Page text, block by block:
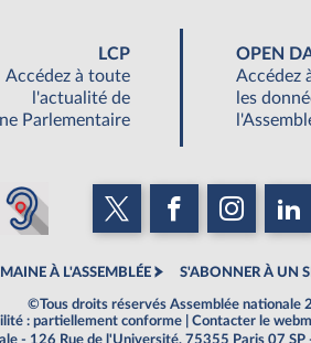
LCP
Accédez à toute
l'actualité de
Parlementaire
OPEN
Accédez
les
À L'ASSEMBLÉE S'ABONNER À UN
©Tous droits réservés Assemblée nationale
: partiellement conforme Contacter le
- 126 Rue de l'Université, 75355 Paris 07